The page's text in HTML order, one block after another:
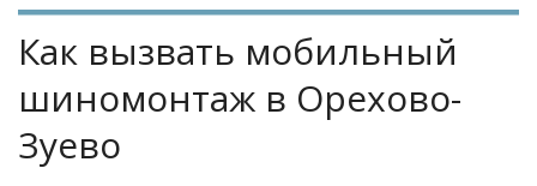
Как вызвать мобильный
шиномонтаж в Орехово-
Зуево